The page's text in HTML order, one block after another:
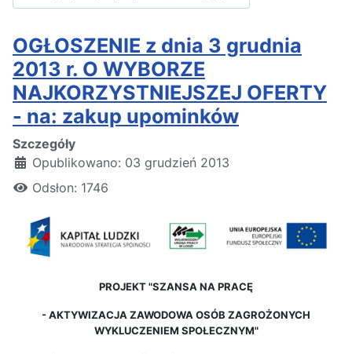
OGŁOSZENIE z dnia 3 grudnia
2013 r. O WYBORZE
NAJKORZYSTNIEJSZEJ OFERTY
- na: zakup upominków
Szczegóły
Opublikowano: 03 grudzień 2013
Odsłon: 1746
PROJEKT "SZANSA NA PRACĘ
-AKTYWIZACJA ZAWODOWA OSÓB ZAGROŻONYCH
WYKLUCZENIEM SPOŁECZNYM"